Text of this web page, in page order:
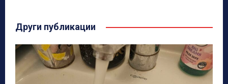
Други публикации